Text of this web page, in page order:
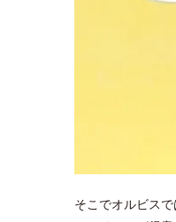
そこでオルビス